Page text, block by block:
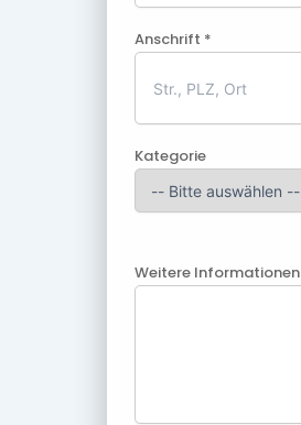
Anschrift *
Kategorie
Weitere Informationen